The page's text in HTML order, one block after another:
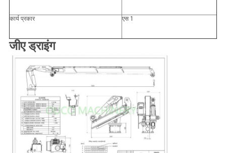
कार्य प्रकार एस 1
जीए ड्राइंग